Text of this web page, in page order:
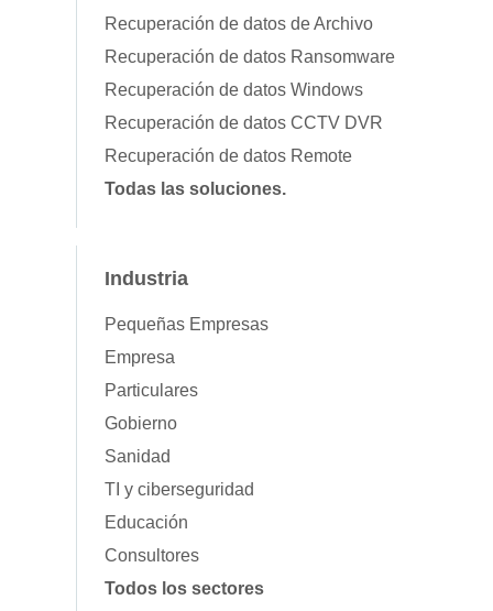
Recuperación de datos de Archivo
Recuperación de datos Ransomware
Recuperación de datos Windows
Recuperación de datos CCTV DVR
Recuperación de datos Remote
Todas las soluciones.
Industria
Pequeñas Empresas
Empresa
Particulares
Gobierno
Sanidad
TI y ciberseguridad
Educación
Consultores
Todos los sectores